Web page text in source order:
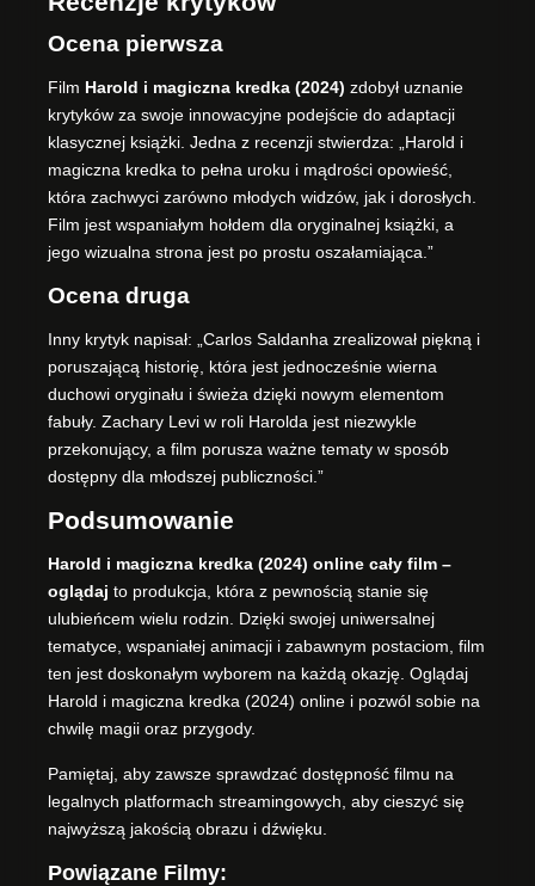
Ocena pierwsza
Film Harold i magiczna kredka (2024) zdobył uznanie
krytyków za swoje innowacyjne podejście do adaptacji
klasycznej książki. Jedna z recenzji stwierdza: „Harold i
magiczna kredka to pełna uroku i mądrości opowieść,
która zachwyci zarówno młodych widzów, jak i dorosłych.
Film jest wspaniałym hołdem dla oryginalnej książki, a
jego wizualna strona jest po prostu oszałamiająca.”
Ocena druga
Inny krytyk napisał: „Carlos Saldanha zrealizował piękną i
poruszającą historię, która jest jednocześnie wierna
duchowi oryginału i świeża dzięki nowym elementom
fabuły. Zachary Levi w roli Harolda jest niezwykle
przekonujący, a film porusza ważne tematy w sposób
dostępny dla młodszej publiczności.”
Podsumowanie
Harold i magiczna kredka (2024) online cały film –
oglądaj to produkcja, która z pewnością stanie się
ulubieńcem wielu rodzin. Dzięki swojej uniwersalnej
tematyce, wspaniałej animacji i zabawnym postaciom, film
ten jest doskonałym wyborem na każdą okazję. Oglądaj
Harold i magiczna kredka (2024) online i pozwól sobie na
chwilę magii oraz przygody.
Pamiętaj, aby zawsze sprawdzać dostępność filmu na
legalnych platformach streamingowych, aby cieszyć się
najwyższą jakością obrazu i dźwięku.
Powiązane Filmy: